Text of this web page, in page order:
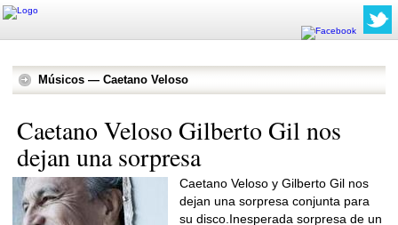
Músicos — Caetano Veloso
Caetano Veloso Gilberto Gil nos
dejan una sorpresa
Caetano Veloso y Gilberto Gil nos
dejan una sorpresa conjunta para
su disco.Inesperada sorpresa de un